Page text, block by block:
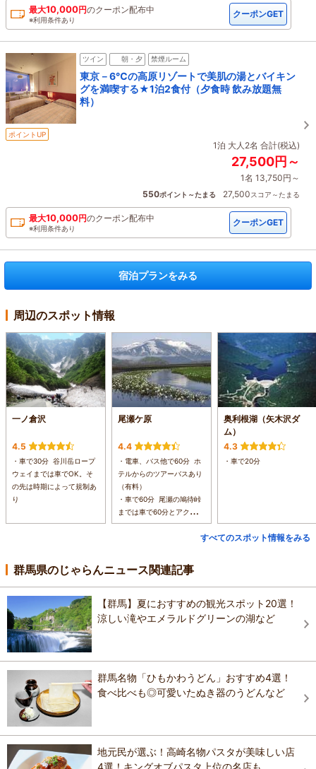
最大10,000円のクーポン配布中
※利用条件あり
クーポンGET
ツイン 朝・夕 禁煙ルーム
東京－6℃の高原リゾートで美肌の湯とバイキン
グを満喫する★1泊2食付（夕食時 飲み放題無
料）
ポイントUP
1泊 大人2名 合計(税込)
27,500円～
1名 13,750円～
550ポイント～たまる 27,500スコア～たまる
最大10,000円のクーポン配布中
※利用条件あり
クーポンGET
宿泊プランをみる
周辺のスポット情報
一ノ倉沢
4.5
・車で30分 谷川岳ロープ
ウェイまでは車でOK。そ
の先は時期によって規制あ
り
尾瀬ケ原
4.4
・電車、バス他で60分 ホ
テルからのツアーバスあり
（有料）
・車で60分 尾瀬の鳩待峠
までは車で60分とアクセス
抜群
奥利根湖（矢木沢ダ
ム）
4.3
・車で20分
すべてのスポット情報をみる
群馬県のじゃらんニュース関連記事
【群馬】夏におすすめの観光スポット20選！
涼しい滝やエメラルドグリーンの湖など
群馬名物「ひもかわうどん」おすすめ4選！
食べ比べも◎可愛いたぬき器のうどんなど
地元民が選ぶ！高崎名物パスタが美味しい店
4選！キングオブパスタ上位の名店も